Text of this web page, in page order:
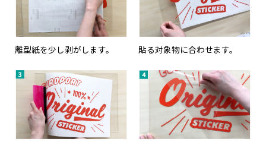
離型紙を少し剥がします。 貼る対象物に合わせます。